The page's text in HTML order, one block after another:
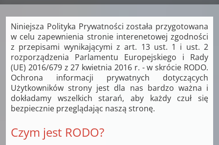
Niniejsza Polityka Prywatności została przygotowana
w celu zapewnienia stronie interenetowej zgodności
z przepisami wynikającymi z art. 13 ust. 1 i ust. 2
rozporządzenia Parlamentu Europejskiego i Rady
(UE) 2016/679 z 27 kwietnia 2016 r. - w skrócie RODO.
Ochrona informacji prywatnych dotyczących
Użytkowników strony jest dla nas bardzo ważna i
dokładamy wszelkich starań, aby każdy czuł się
bezpiecznie przeglądając naszą stronę.
Czym jest RODO?